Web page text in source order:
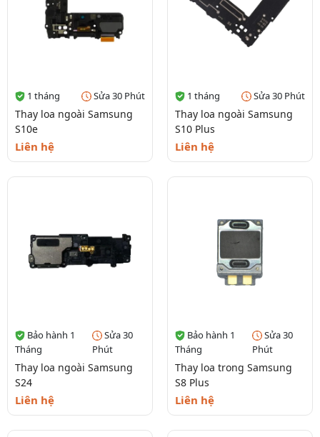
1 tháng Sửa 30 Phút
Thay loa ngoài Samsung
S10e
Liên hệ
1 tháng Sửa 30 Phút
Thay loa ngoài Samsung
S10 Plus
Liên hệ
Bảo hành 1
Tháng
Sửa 30
Phút
Thay loa ngoài Samsung
S24
Liên hệ
Bảo hành 1
Tháng
Sửa 30
Phút
Thay loa trong Samsung
S8 Plus
Liên hệ